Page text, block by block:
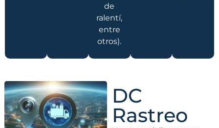
de
ralentí,
entre
otros).
DC
Rastreo